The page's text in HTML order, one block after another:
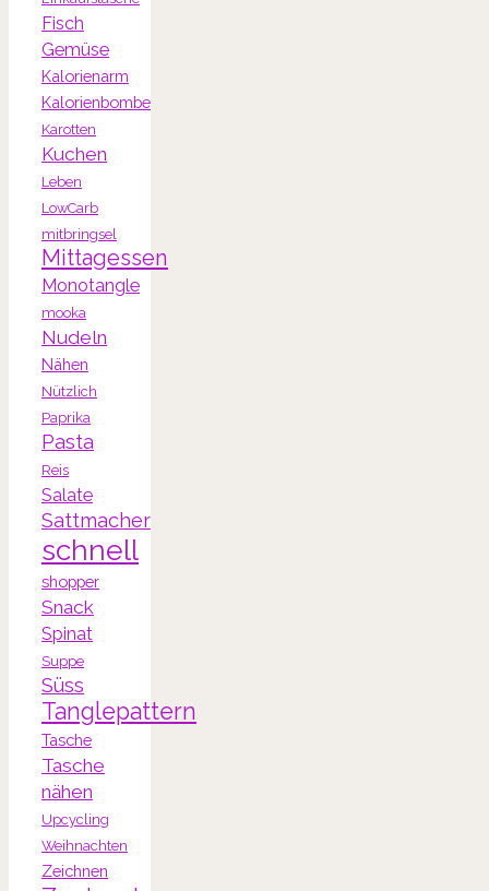
Fisch
Gemüse
Kalorienarm
Kalorienbombe
Karotten
Kuchen
Leben
LowCarb
mitbringsel
Mittagessen
Monotangle
mooka
Nudeln
Nähen
Nützlich
Paprika
Pasta
Reis
Salate
Sattmacher
schnell
shopper
Snack
Spinat
Suppe
Süss
Tanglepattern
Tasche
Tasche
nähen
Upcycling
Weihnachten
Zeichnen